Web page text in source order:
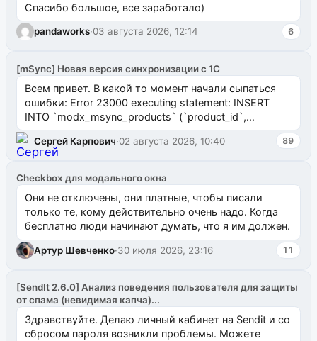
Спасибо большое, все заработало)
pandaworks·03 августа 2026, 12:14 6
[mSync] Новая версия синхронизации с 1С
Всем привет. В какой то момент начали сыпаться
ошибки: Error 23000 executing statement: INSERT
INTO `modx_msync_products` (`product_id`,
`uuid_1c`) VALUES ...
Сергей Карпович·02 августа 2026, 10:40 89
Checkbox для модального окна
Они не отключены, они платные, чтобы писали
только те, кому действительно очень надо. Когда
бесплатно люди начинают думать, что я им должен.
Артур Шевченко·30 июля 2026, 23:16 11
[SendIt 2.6.0] Анализ поведения пользователя для защиты
от спама (невидимая капча)...
Здравствуйте. Делаю личный кабинет на Sendit и со
сбросом пароля возникли проблемы. Можете